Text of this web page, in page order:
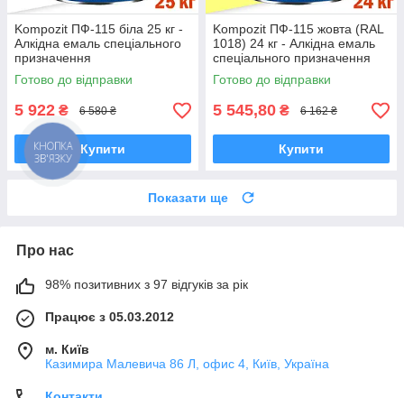
Kompozit ПФ-115 біла 25 кг -
Алкідна емаль спеціального
призначення
Готово до відправки
5 922 ₴ 6 580 ₴
Купити
Kompozit ПФ-115 жовта (RAL
1018) 24 кг - Алкідна емаль
спеціального призначення
Готово до відправки
5 545,80 ₴ 6 162 ₴
Купити
Показати ще
Про нас
98% позитивних з 97 відгуків за рік
Працює з 05.03.2012
м. Київ
Казимира Малевича 86 Л, офис 4, Київ, Україна
КНОПКА
ЗВ'ЯЗКУ